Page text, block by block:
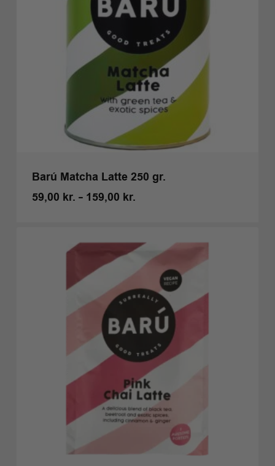
Barú Matcha Latte 250 gr.
59,00 kr. – 159,00 kr.